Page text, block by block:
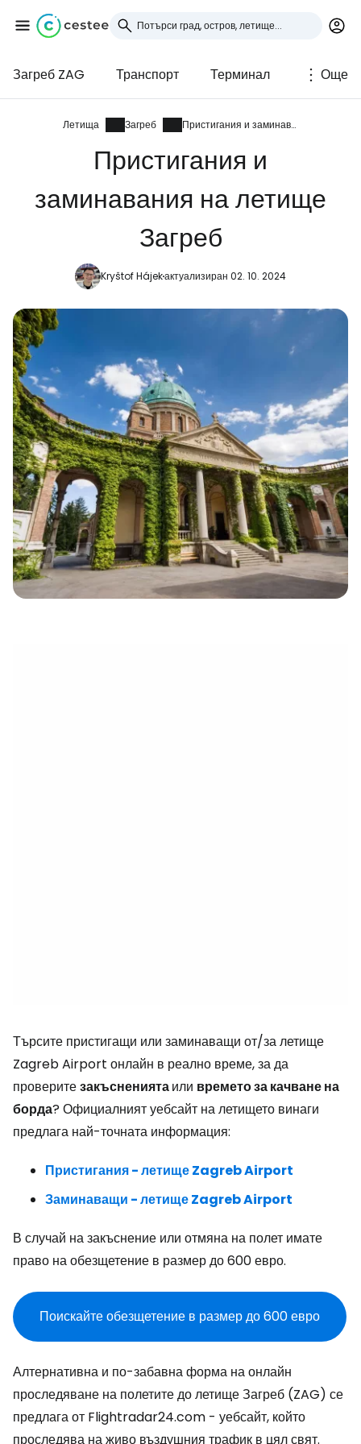
Загреб ZAG Транспорт Терминал Още
Летища Загреб Пристигания и заминавания
Пристигания и
заминавания на летище
Загреб
Kryštof Hájekактуализиран 02. 10. 2024
Търсите пристигащи или заминаващи от/за летище
Zagreb Airport онлайн в реално време, за да
проверитезакъснениятаили времето за качване на
борда? Официалният уебсайт на летището винаги
предлага най-точната информация:
Пристигания - летище Zagreb Airport
Заминаващи - летище Zagreb Airport
В случай на закъснение или отмяна на полет имате
право на обезщетение в размер до 600 евро.
Поискайте обезщетение в размер до 600 евро
Алтернативна и по-забавна форма на онлайн
проследяване на полетите до летище Загреб (ZAG) се
предлага от Flightradar24.com - уебсайт, който
проследява на живо въздушния трафик в цял свят.
Влезте в Cestee
... световната общност на туристите
Продължете с Facebook
Продължете с имейл